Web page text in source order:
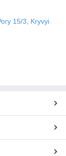
15/3, Kryvyi